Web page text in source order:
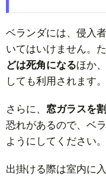
ベランダには、侵入
いてはいけません。た
どは死角になるほか、
しても利用されます。
さらに、 窓ガラスを
恐れがあるので、ベ
ようにしてください。
出掛ける際は室内に